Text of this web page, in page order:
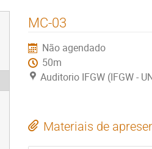
MC-03
Não agendado
50m
Auditorio IFGW (IFGW -
Materiais de